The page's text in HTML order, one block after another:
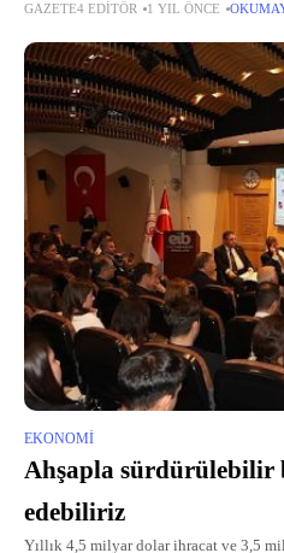
başarı hikayesi yazdı.
GAZETE4 EDITÖR 1 YIL ÖNCE
EKONOMI
Ahşapla sürdürülebilir
edebiliriz
Yıllık 4,5 milyar dolar ihracat ve 3,5